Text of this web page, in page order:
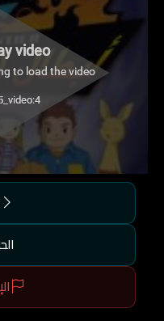
video.
to load the video.